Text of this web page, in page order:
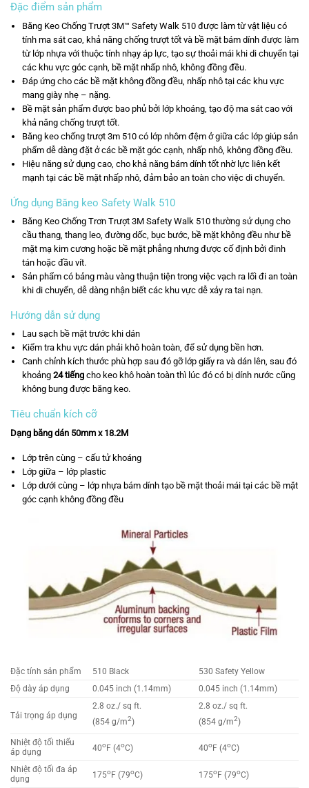
Đặc điểm sản phẩm
Băng Keo Chống Trượt 3M™ Safety Walk 510được làm từ vật liệu có
tính ma sát cao, khả năng chống trượt tốt và bề mặt bám dính được làm
từ lớp nhựa với thuộc tính nhạy áp lực, tạo sự thoải mái khi di chuyển tại
các khu vực góc cạnh, bề mặt nhấp nhô, không đồng đều.
Đáp ứng cho các bề mặt không đồng đều, nhấp nhô tại các khu vực
mang giày nhẹ – nặng.
Bề mặt sản phẩm được bao phủ bởi lớp khoáng, tạo độ ma sát cao với
khả năng chống trượt tốt.
Băng keo chống trượt 3m 510 có lớp nhôm đệm ở giữa các lớp giúp sản
phẩm dễ dàng đặt ở các bề mặt góc cạnh, nhấp nhô, không đồng đều.
Hiệu năng sử dụng cao, cho khả năng bám dính tốt nhờ lực liên kết
mạnh tại các bề mặt nhấp nhô, đảm bảo an toàn cho việc di chuyển.
Ứng dụng Băng keo Safety Walk 510
Băng Keo Chống Trơn Trượt 3M Safety Walk 510 thường sử dụng cho
cầu thang, thang leo, đường dốc, bục bước, bề mặt không đều như bề
mặt mạ kim cương hoặc bề mặt phẳng nhưng được cố định bởi đinh
tán hoặc đầu vít.
Sản phẩm có bảng màu vàng thuận tiện trong việc vạch ra lối đi an toàn
khi di chuyển, dễ dàng nhận biết các khu vực dễ xảy ra tai nạn.
Hướng dẫn sử dụng
Lau sạch bề mặt trước khi dán
Kiểm tra khu vực dán phải khô hoàn toàn, để sử dụng bền hơn.
Canh chỉnh kích thước phù hợp sau đó gỡ lớp giấy ra và dán lên, sau đó
khoảng 24tiếngcho keo khô hoàn toàn thì lúc đó có bị dính nước cũng
không bung được băng keo.
Tiêu chuẩn kích cỡ
Dạng băng dán 50mm x 18.2M
Lớp trên cùng – cấu tử khoáng
Lớp giữa – lớp plastic
Lớp dưới cùng – lớp nhựa bám dính tạo bề mặt thoải mái tại các bề mặt
góc cạnh không đồng đều
Đặc tính sản phẩm 510 Black
530 Safety Yellow
Độ dày áp dụng
0.045 inch (1.14mm) 0.045 inch (1.14mm)
Tải trọng áp dụng
2.8 oz./ sq ft.
(854 g/m2)
2.8 oz./ sq ft.
(854 g/m2)
Nhiệt độ tối thiểu
áp dụng
40oF (4oC) 40oF (4oC)
Nhiệt độ tối đa áp
dụng
175oF (79oC) 175oF (79oC)